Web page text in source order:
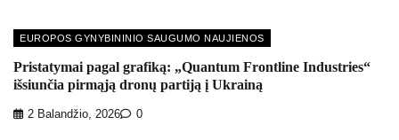
EUROPOS GYNYBININIO SAUGUMO NAUJIENOS
Pristatymai pagal grafiką: „Quantum Frontline Industries“
išsiunčia pirmąją dronų partiją į Ukrainą
2 Balandžio, 2026 0